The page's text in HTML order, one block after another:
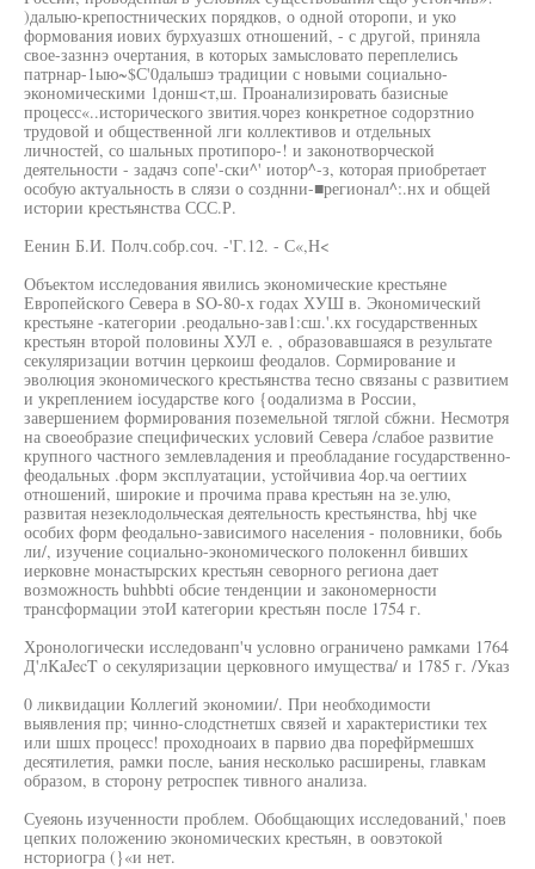
)далыю-крепостнических порядков, о одной оторопи, и уко
формования иових бурхуазшх отношений, - с другой, приняла
свое-зазннэ очертания, в которых замысловато переплелись
патрнар-1ыю~$С'0далышэ традиции с новыми социально-
экономическими 1донш<т,ш. Проанализировать базисные
процесс«..исторического звития.чорез конкретное содорзтнио
трудовой и общественной лги коллективов и отдельных
личностей, со шальных протипоро-! и законотворческой
деятельности - задачз сопе'-ски^' иотор^-з, которая приобретает
особую актуальность в слязи о созднни-■регионал^:.нх и общей
истории крестьянства ССС.Р.
Еенин Б.И. Полч.собр.соч. -'Г.12. - С«,Н<
Объектом исследования явились экономические крестьяне
Европейского Севера в SO-80-x годах ХУШ в. Экономический
крестьяне -категории .реодально-зав1:сш.'.кх государственных
крестьян второй половины ХУЛ е. , образовавшаяся в результате
секуляризации вотчин церкоиш феодалов. Сормирование и
эволюция экономического крестьянства тесно связаны с развитием
и укреплением iосударстве кого {оодализма в России,
завершением формирования поземельной тяглой сбжни. Несмотря
на своеобразие специфических условий Севера /слабое развитие
крупного частного землевладения и преобладание государственно-
феодальных .форм эксплуатации, устойчивиа 4ор.ча оегтиих
отношений, широкие и прочима права крестьян на зе.улю,
развитая незеклодольческая деятельность крестьянства, hbj чке
особих форм феодально-зависимого населения - половники, бобь
ли/, изучение социально-экономического полокеннл бивших
иерковне монастырских крестьян севорного региона дает
возможность buhbbti обсие тенденции и закономерности
трансформации этоИ категории крестьян после 1754 г.
Хронологически исследованп'ч условно ограничено рамками 1764
Д'лKaJecT о секуляризации церковного имущества/ и 1785 г. /Указ
0 ликвидации Коллегий экономии/. При необходимости
выявления пр; чинно-слодстнетшх связей и характеристики тех
или шшх процесс! проходноаих в парвио два порефйрмешшх
десятилетия, рамки после, ьания несколько расширены, главкам
образом, в сторону ретроспек тивного анализа.
Суеяонь изученности проблем. Обобщающих исследований,' поев
цепких положению экономических крестьян, в оовэтокой
нсториогра (}«и нет.